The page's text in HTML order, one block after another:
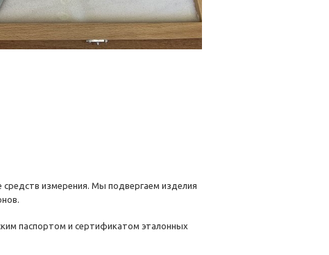
измерения. Мы подвергаем изделия
паспортом и сертификатом эталонных